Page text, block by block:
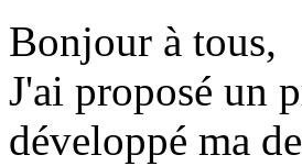
Bonjour à tous,
J'ai proposé un
développé ma